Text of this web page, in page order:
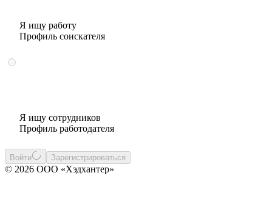
Я ищу работу
Профиль соискателя
Я ищу сотрудников
Профиль работодателя
Войти Зарегистрироваться
© 2026 ООО «Хэдхантер»